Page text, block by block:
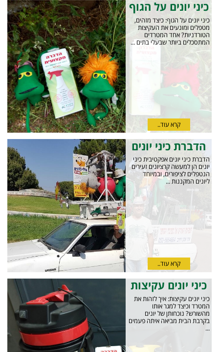
כיני יונים על הגוף
כיני יונים על הגוף: כיצד מזהים,
מטפלים ומונעים את העקיצות
הטורדניות? אחד המטרדים
המתסכלים ביותר שבעלי בתים ...
קרא עוד..
הדברת כיני יונים
הדברת כיני יונים אפקטיבית כיני
יונים הן למעשה קרציונים זעירים
הנטפלים לציפורים, ובמיוחד
ליונים המקננות ...
קרא עוד..
כיני יונים עקיצות
כיני יונים עקיצות: איך לזהות את
המטרד וכיצד למגר אותו
מהשורש? נוכחותן של יונים
בקרבת הבית מביאה איתה פעמים
...